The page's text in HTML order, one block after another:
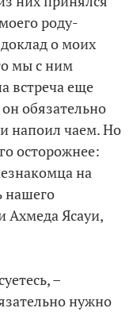
роду-
о моих
мы с ним
встреча еще
обязательно
напоил чаем. Но
осторожнее:
на
нашего
Ахмеда Ясауи,
–
нужно